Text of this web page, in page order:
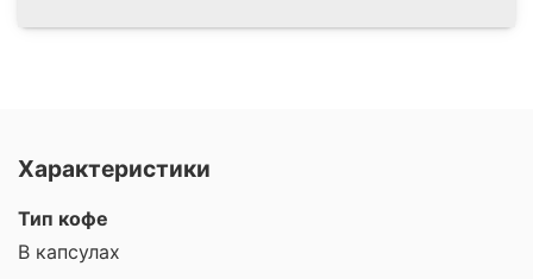
Характеристики
Тип кофе
В капсулах